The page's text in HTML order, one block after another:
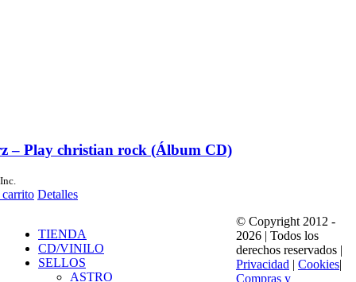
– Play christian rock (Álbum CD)
Detalles
TIENDA
CD/VINILO
SELLOS
ASTRO
© Copyright 2012 -
2026 | Todos los
derechos reservados |
Privacidad | Cookies|
Compras y